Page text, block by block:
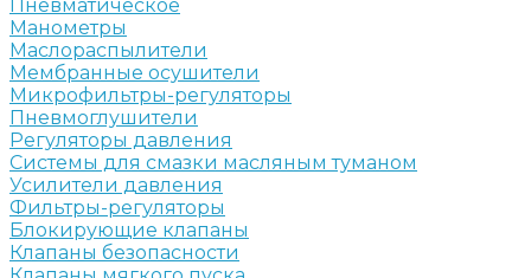
Пневматическое
Манометры
Маслораспылители
Мембранные осушители
Микрофильтры-регуляторы
Пневмоглушители
Регуляторы давления
Системы для смазки масляным туманом
Усилители давления
Фильтры-регуляторы
Блокирующие клапаны
Клапаны безопасности